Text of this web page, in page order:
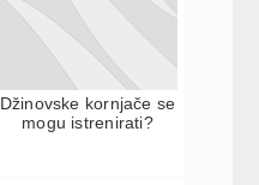
Džinovske kornjače se
mogu istrenirati?